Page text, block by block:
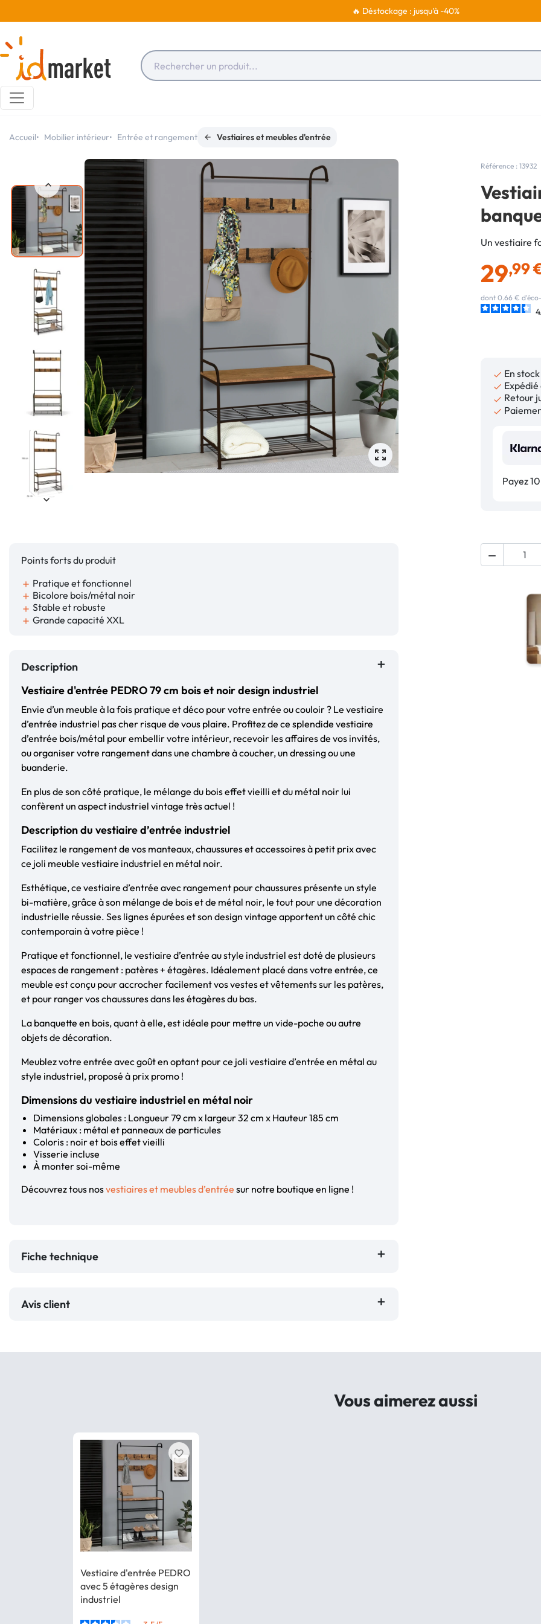
🔥 Déstockage : jusqu'à -40%
Accueil Mobilier intérieur Entrée et rangement Vestiaires et meubles d'entrée
Points forts du produit
add Pratique et fonctionnel
add Bicolore bois/métal noir
add Stable et robuste
add Grande capacité XXL
Description
Vestiaire d'entrée PEDRO 79 cm bois et noir design industriel
Envie d’un meuble à la fois pratique et déco pour votre entrée ou couloir ? Le vestiaire
d’entrée industriel pas cher risque de vous plaire. Profitez de ce splendide vestiaire
d’entrée bois/métal pour embellir votre intérieur, recevoir les affaires de vos invités,
ou organiser votre rangement dans une chambre à coucher, un dressing ou une
buanderie.
En plus de son côté pratique, le mélange du bois effet vieilli et du métal noir lui
confèrent un aspect industriel vintage très actuel !
Description du vestiaire d’entrée industriel
Facilitez le rangement de vos manteaux, chaussures et accessoires à petit prix avec
ce joli meuble vestiaire industriel en métal noir.
Esthétique, ce vestiaire d’entrée avec rangement pour chaussures présente un style
bi-matière, grâce à son mélange de bois et de métal noir, le tout pour une décoration
industrielle réussie. Ses lignes épurées et son design vintage apportent un côté chic
contemporain à votre pièce !
Pratique et fonctionnel, le vestiaire d’entrée au style industriel est doté de plusieurs
espaces de rangement : patères + étagères. Idéalement placé dans votre entrée, ce
meuble est conçu pour accrocher facilement vos vestes et vêtements sur les patères,
et pour ranger vos chaussures dans les étagères du bas.
La banquette en bois, quant à elle, est idéale pour mettre un vide-poche ou autre
objets de décoration.
Meublez votre entrée avec goût en optant pour ce joli vestiaire d’entrée en métal au
style industriel, proposé à prix promo !
Dimensions du vestiaire industriel en métal noir
Dimensions globales : Longueur 79 cm x largeur 32 cm x Hauteur 185 cm
Matériaux : métal et panneaux de particules
Coloris : noir et bois effet vieilli
Visserie incluse
À monter soi-même
Découvrez tous nosvestiaires et meubles d’entrée sur notre boutique en ligne !
Fiche technique
Avis client
Référence : 13932
Un vestiaire
29,99
dont 0.66 €
 En stock

 Retour

Payez

Vous aimerez aussi
Vestiaire d'entrée PEDRO
avec 5 étagères design
industriel
favorite_border